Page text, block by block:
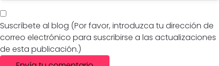
Suscríbete al blog (Por favor, introduzca tu dirección de
correo electrónico para suscribirse a las actualizaciones
de esta publicación.)